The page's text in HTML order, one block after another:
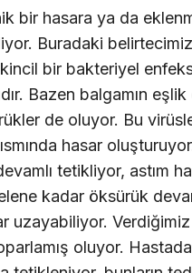
bir hasara ya da
Buradaki
ikincil bir bakteriyel
Bazen balgamın
de oluyor. Bu
hasar
tetikliyor, astım
kadar öksürük
uzayabiliyor.
oluyor.